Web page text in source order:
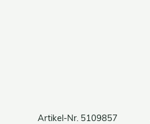
Artikel-Nr. 5109857